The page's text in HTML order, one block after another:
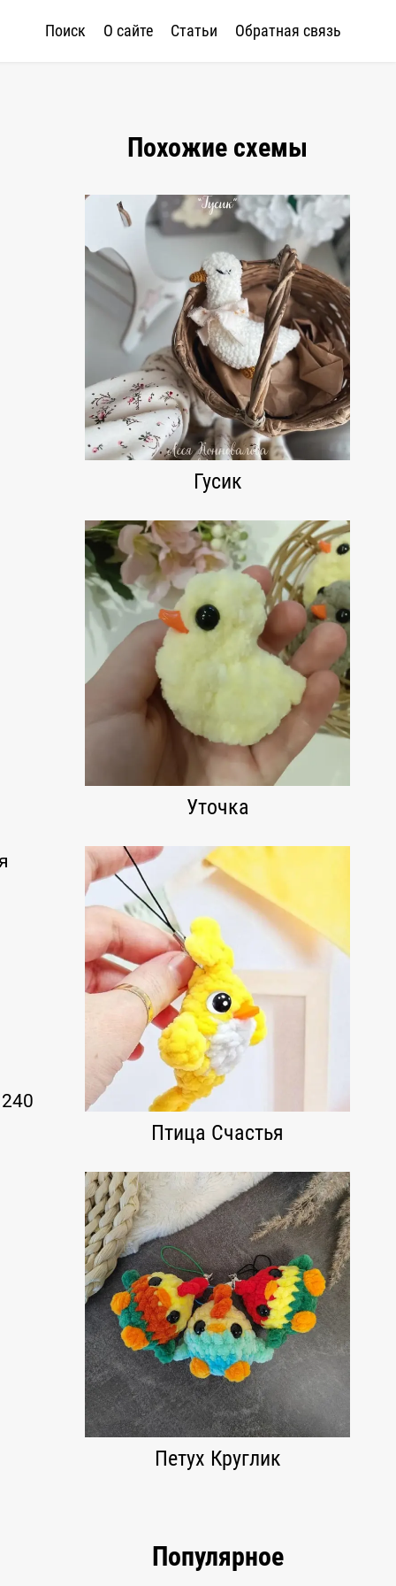
Поиск О сайте Статьи Обратная связь
Похожие схемы
Гусик
Уточка
Птица Счастья
Петух Круглик
Популярное